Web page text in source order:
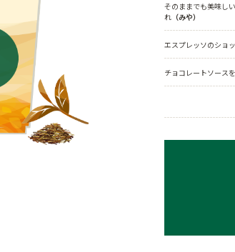
そのままでも美味し
れ（みや）
エスプレッソのショ
チョコレートソース